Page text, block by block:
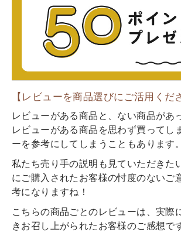
【レビューを商品選びにご活用くだ
レビューがある商品と、ない商品があ
レビューがある商品を思わず買ってし
ーを参考にしてしまうこともあります。
私たち売り手の説明も見ていただきた
にご購入されたお客様の忖度のないご
考になりますね！
こちらの商品ごとのレビューは、実際
きお召し上がられたお客様のご感想で